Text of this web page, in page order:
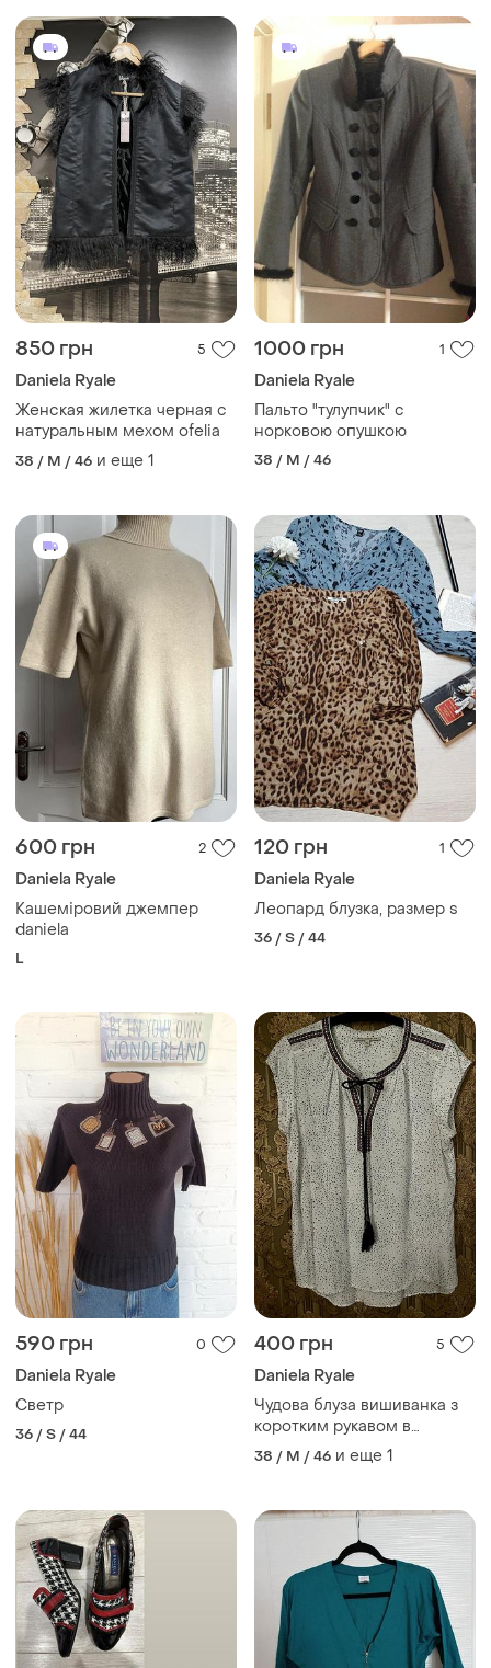
850 грн 5
Daniela Ryale
Женская жилетка черная с
натуральным мехом ofelia
38 / M / 46 и еще 1
1000 грн 1
Daniela Ryale
Пальто "тулупчик" с
норковою опушкою
38 / M / 46
600 грн 2
Daniela Ryale
Кашеміровий джемпер
daniela
L
120 грн 1
Daniela Ryale
Леопард блузка, размер s
36 / S / 44
590 грн 0
Daniela Ryale
Светр
36 / S / 44
400 грн 5
Daniela Ryale
Чудова блуза вишиванка з
коротким рукавом в
горошок daniel rainn район
100%
38 / M / 46 и еще 1